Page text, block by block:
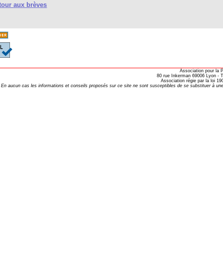
aux brèves
Association pour la
80 rue Inkerman 69006 Lyon -
Association régie par la loi
En aucun cas les informations et conseils proposés sur ce site ne sont susceptibles de se substituer à